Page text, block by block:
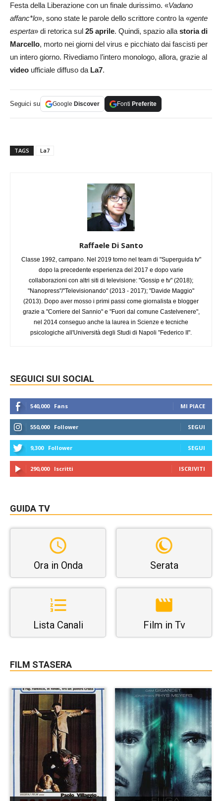
Festa della Liberazione con un finale durissimo. «Vadano
affanc*lo», sono state le parole dello scrittore contro la «gente
esperta» di retorica sul 25 aprile. Quindi, spazio alla storia di
Marcello, morto nei giorni del virus e picchiato dai fascisti per
un intero giorno. Rivediamo l’intero monologo, allora, grazie al
video ufficiale diffuso da La7.
Seguici su Google Discover Fonti Preferite
TAGS La7
Raffaele Di Santo
Classe 1992, campano. Nel 2019 torno nel team di "Superguida tv"
dopo la precedente esperienza del 2017 e dopo varie
collaborazioni con altri siti di televisione: "Gossip e tv" (2018);
"Nanopress"/"Televisionando" (2013 - 2017); "Davide Maggio"
(2013). Dopo aver mosso i primi passi come giornalista e blogger
grazie a "Corriere del Sannio" e "Fuori dal comune Castelvenere",
nel 2014 conseguo anche la laurea in Scienze e tecniche
psicologiche all'Università degli Studi di Napoli "Federico II".
SEGUICI SUI SOCIAL
540,000 Fans MI PIACE
550,000 Follower SEGUI
9,300 Follower SEGUI
290,000 Iscritti ISCRIVITI
GUIDA TV
Ora in Onda Serata
Lista Canali Film in Tv
FILM STASERA